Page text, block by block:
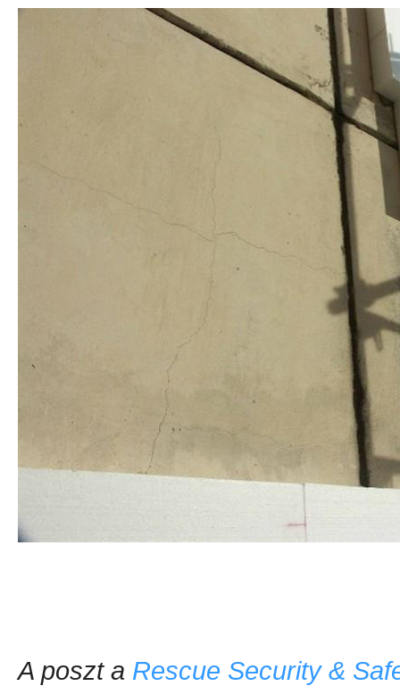
A poszt a Rescue Security &